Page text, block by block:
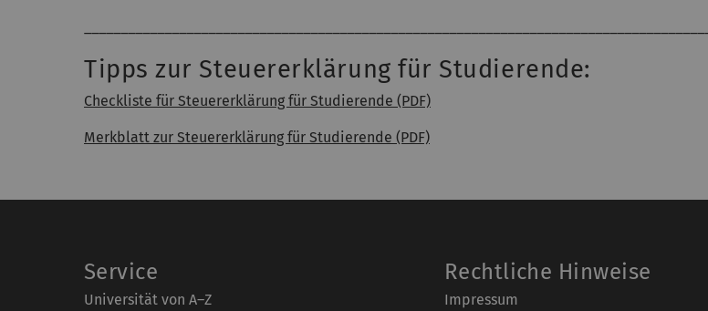
Tipps zur Steuererklärung für Studierende:
Checkliste für Steuererklärung für Studierende (PDF)
Merkblatt zur Steuererklärung für Studierende (PDF)
Service
Universität von A–Z
Rechtliche Hinweise
Impressum